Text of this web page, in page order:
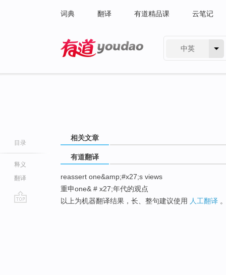
词典 翻译 有道精品课 云笔记
中英
目录
释义
翻译
相关文章
有道翻译
reassert one&amp;#x27;s views
重申one& # x27;年代的观点
以上为机器翻译结果，长、整句建议使用 人工翻译